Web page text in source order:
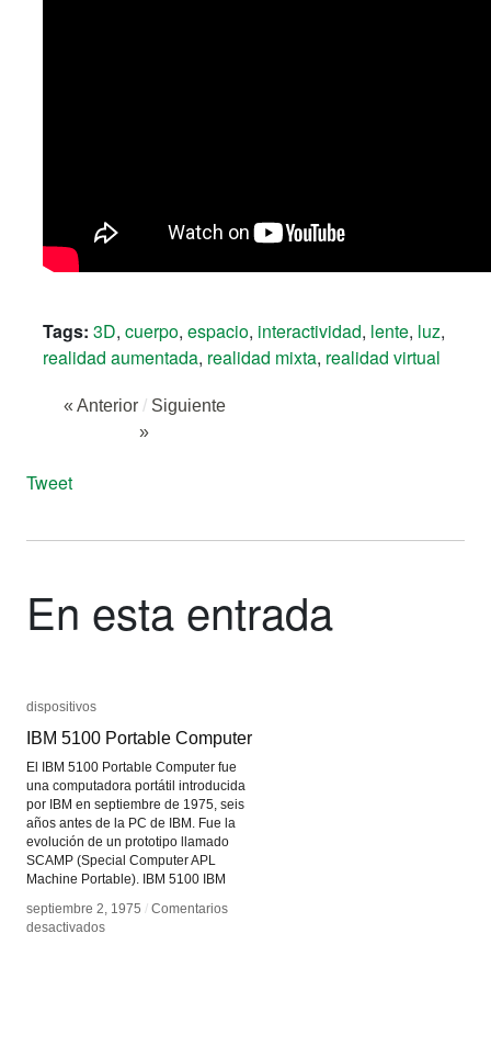
Tags: 3D, cuerpo, espacio, interactividad, lente, luz,
realidad aumentada, realidad mixta, realidad virtual
« Anterior / Siguiente
»
Tweet
En esta entrada
dispositivos
IBM 5100 Portable Computer
El IBM 5100 Portable Computer fue
una computadora portátil introducida
por IBM en septiembre de 1975, seis
años antes de la PC de IBM. Fue la
evolución de un prototipo llamado
SCAMP (Special Computer APL
Machine Portable). IBM 5100 IBM
septiembre 2, 1975 / Comentarios
desactivadosen
dispositivos
IBM 5100 Portable Computer
septiembre 2, 1975 / Comentarios
desactivadosen